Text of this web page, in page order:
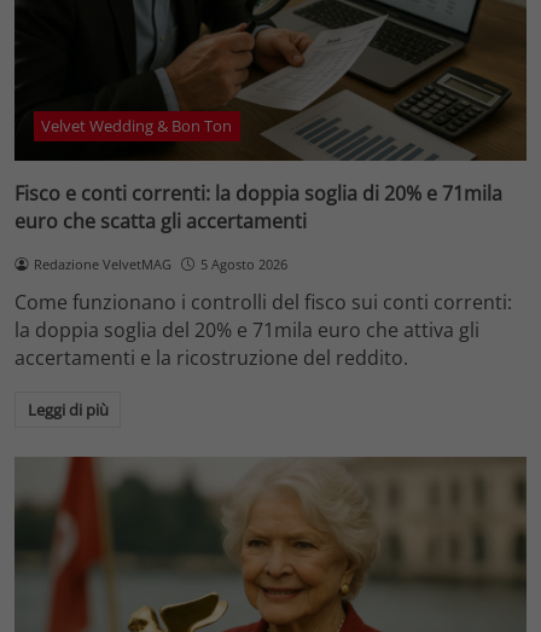
Velvet Wedding & Bon Ton
Fisco e conti correnti: la doppia soglia di 20% e 71mila
euro che scatta gli accertamenti
Redazione VelvetMAG 5 Agosto 2026
Come funzionano i controlli del fisco sui conti correnti:
la doppia soglia del 20% e 71mila euro che attiva gli
accertamenti e la ricostruzione del reddito.
Leggi di più